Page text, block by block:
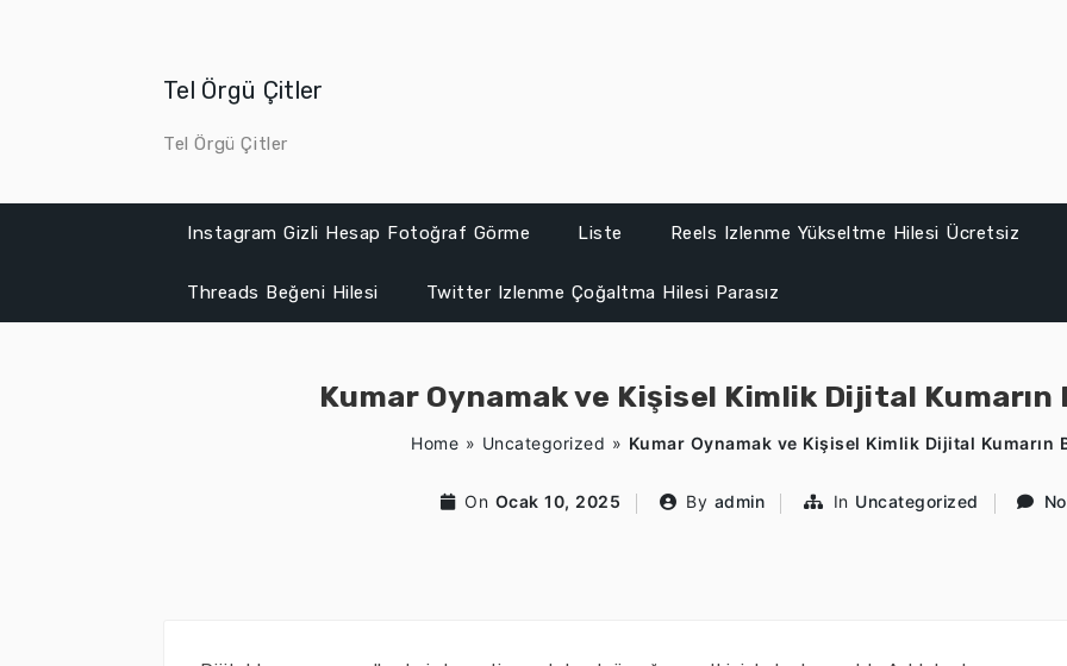
Tel Örgü Çitler
Tel Örgü Çitler
Instagram Gizli Hesap Fotoğraf Görme Liste Reels Izlenme Yükseltme Hilesi Ücretsiz
Threads Beğeni Hilesi Twitter Izlenme Çoğaltma Hilesi Parasız
Kumar Oynamak ve Kişisel Kimlik Dijital Kumarın
Home » Uncategorized » Kumar Oynamak ve Kişisel Kimlik Dijital Kumarın
On Ocak 10, 2025 By admin In Uncategorized